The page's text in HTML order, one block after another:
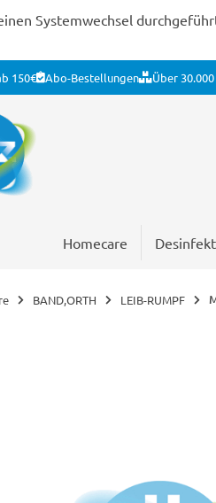
Systemwechsel
150€ Abo-Bestellungen Über
Homecare
BAND,ORTH LEIB-RUMPF